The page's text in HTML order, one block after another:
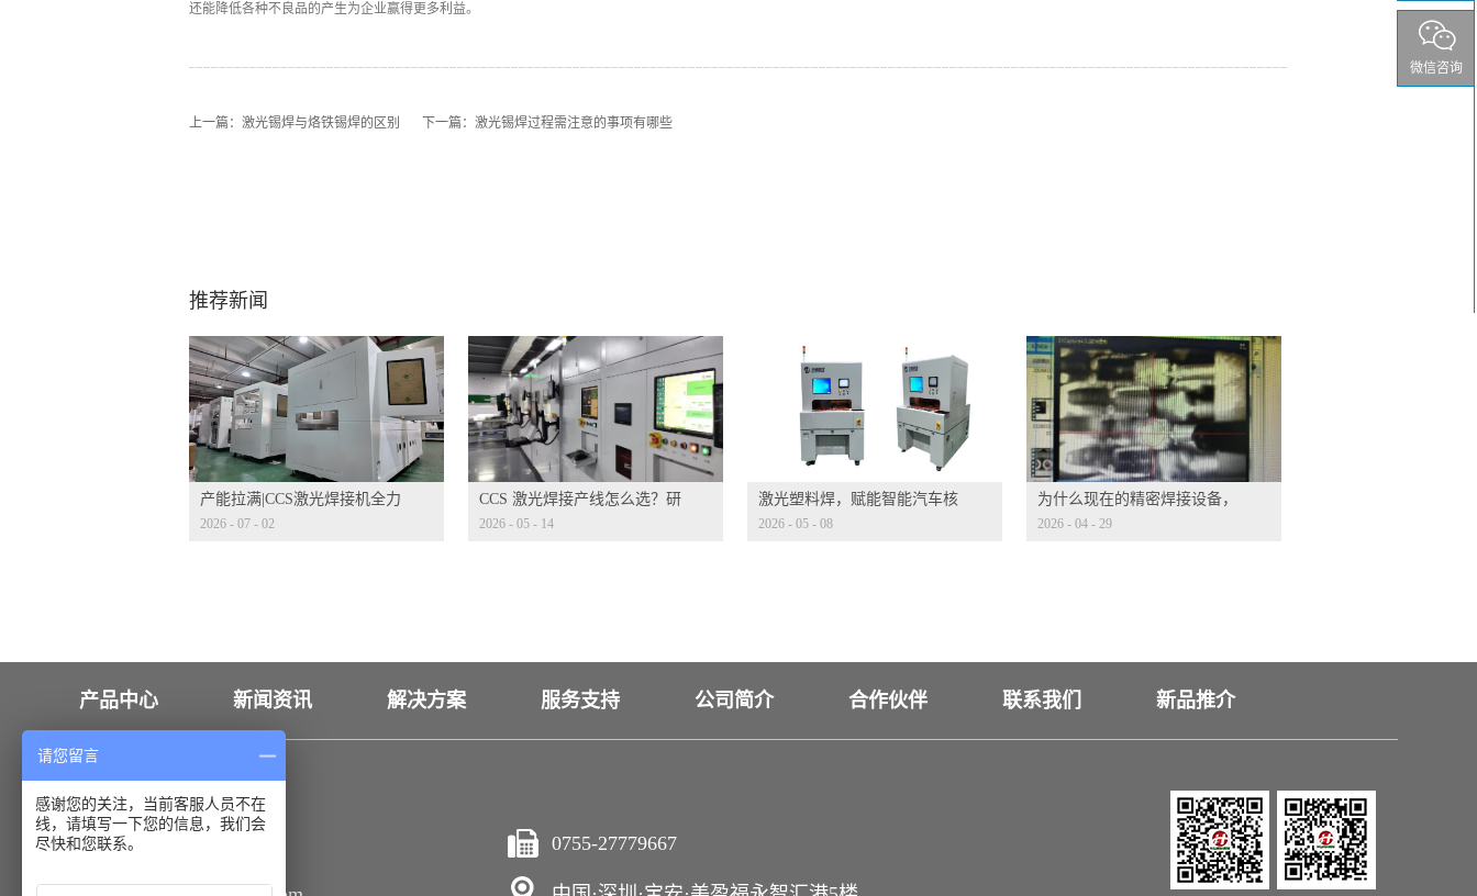
还能降低各种不良品的产生为企业赢得更多利益。
上一篇： 激光锡焊与烙铁锡焊的区别 下一篇： 激光锡焊过程需注意的事项有哪些
推荐新闻
产能拉满|CCS激光焊接机全力
量产冲刺
2026 - 07 - 02
CCS 激光焊接产线怎么选？研
发迭代才是核心考量
2026 - 05 - 14
激光塑料焊，赋能智能汽车核
心部件
2026 - 05 - 08
为什么现在的精密焊接设备，
都标配 CCD 视觉定位？
2026 - 04 - 29
产品中心 新闻资讯 解决方案 服务支持 公司简介 合作伙伴 联系我们 新品推介
联系我们
18926550173 0755-27779667
微信咨询
请您留言
感谢您的关注，当前客服人员不在
线，请填写一下您的信息，我们会
尽快和您联系。